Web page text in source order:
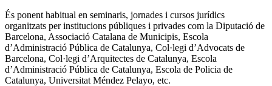
És ponent habitual en seminaris, jornades i cursos jurídics
organitzats per institucions públiques i privades com la Diputació de
Barcelona, Associació Catalana de Municipis, Escola
d’Administració Pública de Catalunya, Col·legi d’Advocats de
Barcelona, Col·legi d’Arquitectes de Catalunya, Escola
d’Administració Pública de Catalunya, Escola de Policia de
Catalunya, Universitat Méndez Pelayo, etc.